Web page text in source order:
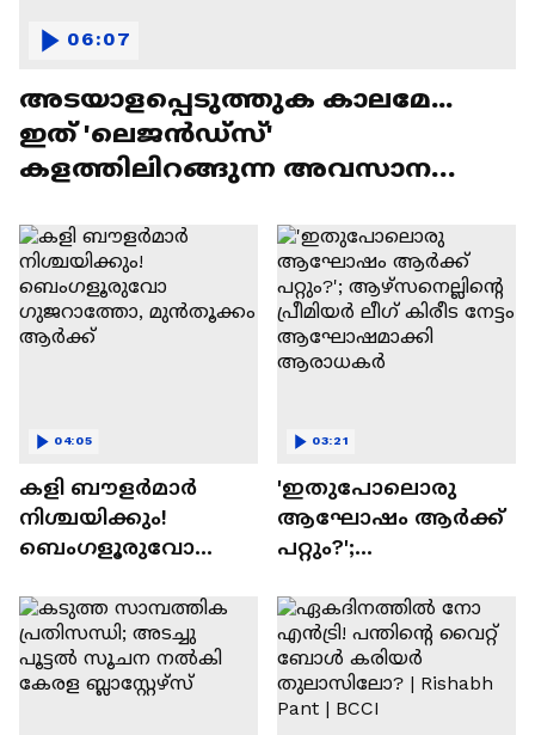
അടയാളപ്പെടുത്തുക കാലമേ...
ഇത് 'ലെജൻഡ്‌സ്'
കളത്തിലിറങ്ങുന്ന അവസാന
06:07
കളി ബൗളര്‍മാര്‍
നിശ്ചയിക്കും!
ബെംഗളൂരുവോ
മുൻതൂക്കം ആർക്ക്
04:05
'ഇതുപോലൊരു
ആഘോഷം ആർക്ക്
പറ്റും?';
പ്രീമിയർ ലീ​ഗ് കിരീട
നേട്ടം
ആഘോഷമാക്കി
ആരാധകർ
03:21